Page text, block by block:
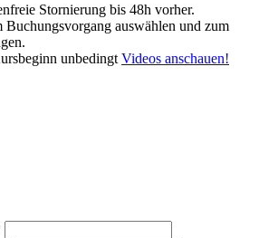
Stornierung bis 48h vorher.
Buchungsvorgang auswählen und zum
unbedingt Videos anschauen!